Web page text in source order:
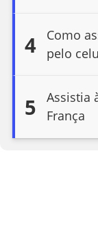
4
Como
pelo
5
Assistia
França